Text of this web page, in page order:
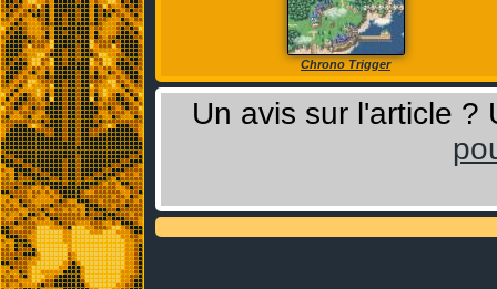
Chrono Trigger
Un avis sur l'article